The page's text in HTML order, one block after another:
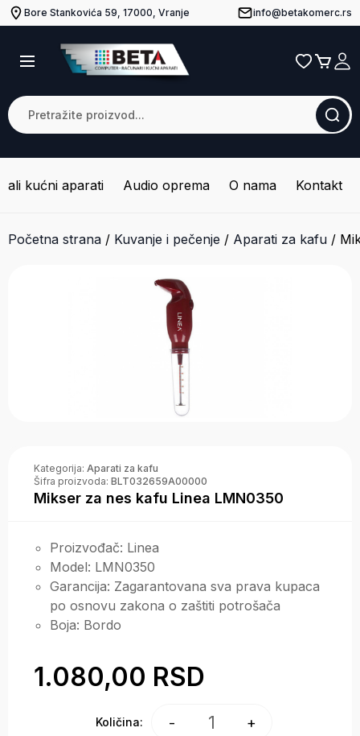
Bore Stankovića 59, 17000, Vranje info@betakomerc.rs
kućni aparati Audio oprema O nama Kontakt
Početna strana / Kuvanje i pečenje / Aparati za kafu /
Kategorija: Aparati za kafu
Šifra proizvoda: BLT032659A00000
Mikser za nes kafu Linea LMN0350
Proizvođač: Linea
Model: LMN0350
Garancija: Zagarantovana sva prava kupaca
po osnovu zakona o zaštiti potrošača
Boja: Bordo
1.080,00 RSD
Količina: - 1 +